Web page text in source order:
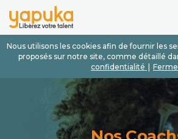
Nous utilisons les cookies afin de fournir les
proposés sur notre site, comme détaillé
confidentialité